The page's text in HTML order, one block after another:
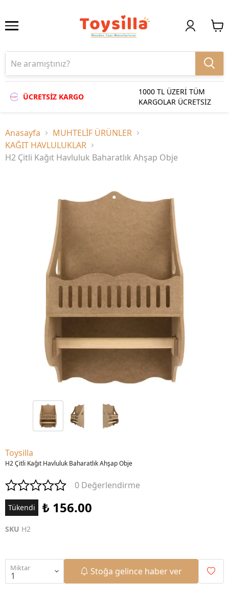
ÜCRETSİZ KARGO
1000 TL ÜZERİ TÜM
KARGOLAR ÜCRETSİZ
Anasayfa
MUHTELİF ÜRÜNLER
KAĞIT HAVLULUKLAR
H2 Çitli Kağıt Havluluk Baharatlık Ahşap Obje
Toysilla
H2 Çitli Kağıt Havluluk Baharatlık Ahşap Obje
0 Değerlendirme
Tükendi ₺ 156.00
SKU H2
Miktar Stoğa gelince haber ver